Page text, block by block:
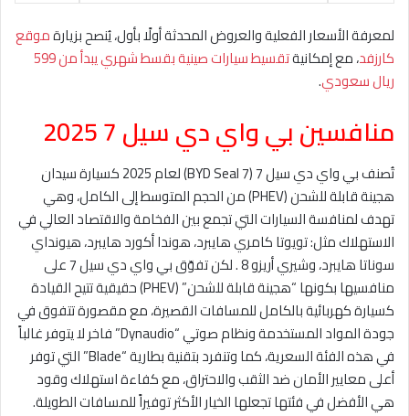
لمعرفة الأسعار الفعلية والعروض المحدثة أولًا بأول، يُنصح بزيارةموقع
كارزفد، مع إمكانية
تقسيط سيارات صينية بقسط شهري يبدأ من 599
ريال سعودي.
منافسين بي واي دي سيل 7 2025
تُصنف بي واي دي سيل 7 (BYD Seal 7) لعام 2025 كسيارة سيدان
هجينة قابلة للشحن (PHEV) من الحجم المتوسط إلى الكامل، وهي
تهدف لمنافسة السيارات التي تجمع بين الفخامة والاقتصاد العالي في
الاستهلاك مثل: تويوتا كامري هايبرد، هوندا أكورد هايبرد، هيونداي
سوناتا هايبرد، وشيري أريزو 8 . لكن تفوّق بي واي دي سيل 7 على
منافسيها بكونها “هجينة قابلة للشحن” (PHEV) حقيقية تتيح القيادة
كسيارة كهربائية بالكامل للمسافات القصيرة، مع مقصورة تتفوق في
جودة المواد المستخدمة ونظام صوتي “Dynaudio” فاخر لا يتوفر غالباً
في هذه الفئة السعرية، كما وتنفرد بتقنية بطارية “Blade” التي توفر
أعلى معايير الأمان ضد الثقب والاحتراق، مع كفاءة استهلاك وقود
هي الأفضل في فئتها تجعلها الخيار الأكثر توفيراً للمسافات الطويلة.